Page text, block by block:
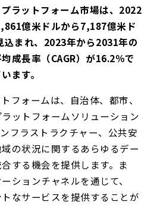
ラットフォーム市場は、2022
億米ドルから7,187億米ド
込まれ、2023年から2031年の
成長率（CAGR）が16.2％で
ます。
フォームは、自治体、都市、
ットフォームソリューション
フラストラクチャー、公共安
の状況に関するあらゆるデー
する機会を提供します。ま
ションチャネルを通じて、
なサービスを提供することが